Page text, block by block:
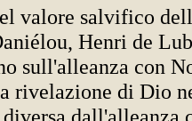
valore salvifico
Henri de
sull'alleanza con
rivelazione di Dio
dall'alleanza